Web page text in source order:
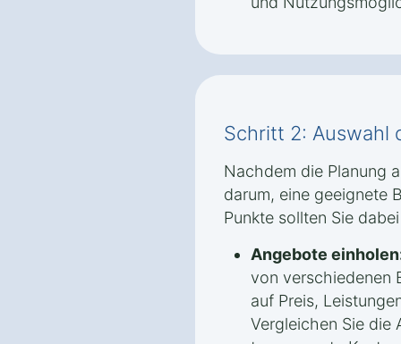
Schritt 2: Auswahl
Nachdem die Planung
darum, eine geeignete
Punkte sollten Sie
Angebote
von verschiedenen
auf Preis,
Vergleichen Sie die